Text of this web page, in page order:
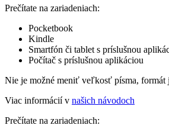
Prečítate na zariadeniach:
Pocketbook
Kindle
Smartfón či tablet s príslušnou
Počítač s príslušnou aplikáciou
Nie je možné meniť veľkosť písma, formát
Viac informácií v našich návodoch
Prečítate na zariadeniach: